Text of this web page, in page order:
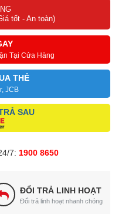
tốt - An toàn)
Tại Cửa Hàng
THẺ
JCB
SAU
7: 1900 8650
ĐỔI TRẢ LINH HOẠT
Đổi trả linh hoạt nhanh chóng